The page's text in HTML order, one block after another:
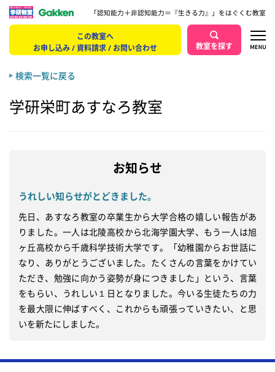
「認知能力＋非認知能力＝『生きる力』」をはぐくむ教室
この教室へ
お申し込み / 資料請求 / お問い合わせ
教室を探す
検索一覧に戻る
学研栄町あすなろ教室
お知らせ
うれしい知らせがとどきました。
先日、あすなろ教室の卒業生から大学合格の嬉しい報告があ
りました。一人は北陵高校から北海学園大学、もう一人は旭
ヶ丘高校から千歳科学技術大学です。「幼稚園からお世話に
なり、ありがとうございました。たくさんの言葉をかけてい
ただき、勉強に向かう姿勢が身につきました」という、言葉
をもらい、うれしい１日となりました。今いる生徒たちの力
を最大限に伸ばすべく、これからも頑張っていきたい、と思
いを新たにしました。